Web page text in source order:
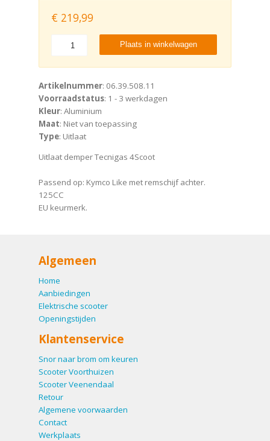
€ 219,99
Plaats in winkelwagen
Artikelnummer: 06.39.508.11
Voorraadstatus: 1 - 3 werkdagen
Kleur: Aluminium
Maat: Niet van toepassing
Type: Uitlaat
Uitlaat demper Tecnigas 4Scoot
Passend op: Kymco Like met remschijf achter.
125CC
EU keurmerk.
Algemeen
Home
Aanbiedingen
Elektrische scooter
Openingstijden
Klantenservice
Snor naar brom om keuren
Scooter Voorthuizen
Scooter Veenendaal
Retour
Algemene voorwaarden
Contact
Werkplaats